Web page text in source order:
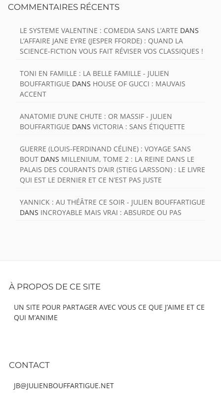
COMMENTAIRES RÉCENTS
LE SYSTEME VALENTINE : COMEDIA SANS L’ARTE DANS
L’AFFAIRE JANE EYRE (JESPER FFORDE) : QUAND LA
SCIENCE-FICTION VOUS FAIT RÉVISER VOS CLASSIQUES !
TONI EN FAMILLE : LA BELLE FAMILLE - JULIEN
BOUFFARTIGUE DANS HOUSE OF GUCCI : MAUVAIS
ACCENT
ANATOMIE D’UNE CHUTE : OR MASSIF - JULIEN
BOUFFARTIGUE DANS VICTORIA : SANS ÉTIQUETTE
GUERRE (LOUIS-FERDINAND CÉLINE) : VOYAGE SANS
BOUT DANS MILLENIUM, TOME 2 : LA REINE DANS LE
PALAIS DES COURANTS D’AIR (STIEG LARSSON) : LE LIVRE
QUI EST LE DERNIER ET CE N’EST PAS JUSTE
YANNICK : AU THÉÂTRE CE SOIR - JULIEN BOUFFARTIGUE
DANS INCROYABLE MAIS VRAI : ABSURDE OU PAS
Content
À PROPOS DE CE SITE
UN SITE POUR PARTAGER AVEC VOUS CE QUE J’AIME ET CE
QUI M’ANIME
CONTACT
JB@JULIENBOUFFARTIGUE.NET